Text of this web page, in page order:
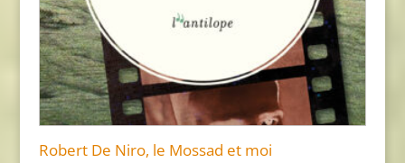
Robert De Niro, le Mossad et moi